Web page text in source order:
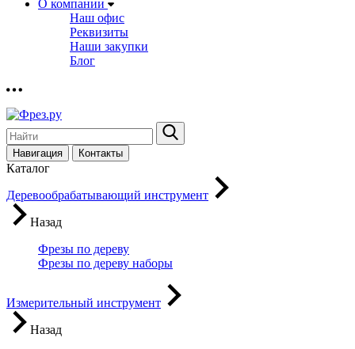
О компании
Наш офис
Реквизиты
Наши закупки
Блог
Навигация Контакты
Каталог
Деревообрабатывающий инструмент
Назад
Фрезы по дереву
Фрезы по дереву наборы
Измерительный инструмент
Назад